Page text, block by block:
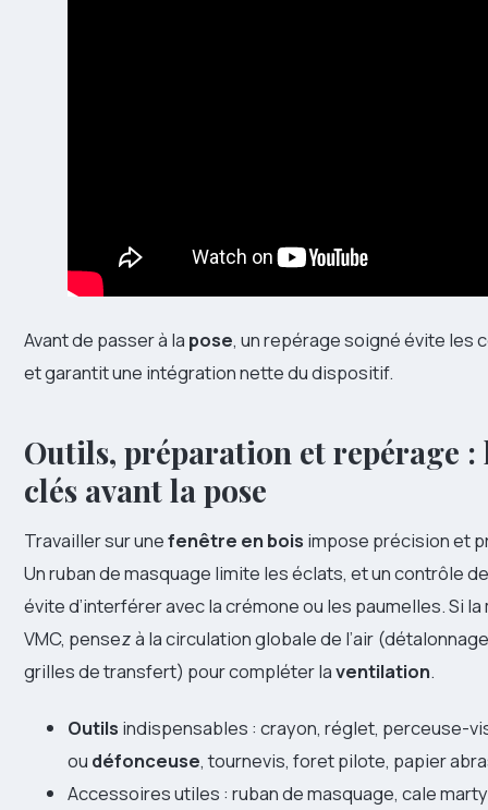
Avant de passer à la pose, un repérage soigné évite les
et garantit une intégration nette du dispositif.
Outils, préparation et repérage :
clés avant la pose
Travailler sur unefenêtre en bois impose précision et
Un ruban de masquage limite les éclats, et un contrôle
évite d’interférer avec la crémone ou les paumelles. Si la
VMC, pensez à la circulation globale de l’air
grilles de transfert) pour compléter laventilation.
Outils indispensables : crayon, réglet, perceuse-
ou défonceuse, tournevis, foret pilote, papier
Accessoires utiles : ruban de masquage, cale